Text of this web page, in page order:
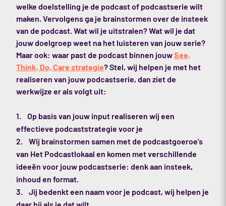
welke doelstelling je de podcast of podcastserie wilt
maken. Vervolgens ga je brainstormen over de insteek
van de podcast. Wat wil je uitstralen? Wat wil je dat
jouw doelgroep weet na het luisteren van jouw serie?
Maar ook: waar past de podcast binnen jouwSee,
Think, Do, Care strategie? Stel, wij helpen je met het
realiseren van jouw podcastserie, dan ziet de
werkwijze er als volgt uit:
Op basis van jouw input realiseren wij een
effectieve podcaststrategie voor je
Wij brainstormen samen met de podcastgoeroe’s
van Het Podcastlokaal en komen met verschillende
ideeën voor jouw podcastserie: denk aan insteek,
inhoud en format.
Jij bedenkt een naam voor je podcast, wij helpen je